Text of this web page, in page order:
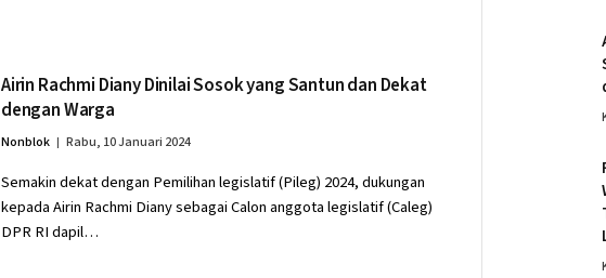
Airin Rachmi Diany Dinilai Sosok yang Santun dan Dekat
dengan Warga
Nonblok Rabu, 10 Januari 2024
Semakin dekat dengan Pemilihan legislatif (Pileg) 2024, dukungan
kepada Airin Rachmi Diany sebagai Calon anggota legislatif (Caleg)
DPR RI dapil…